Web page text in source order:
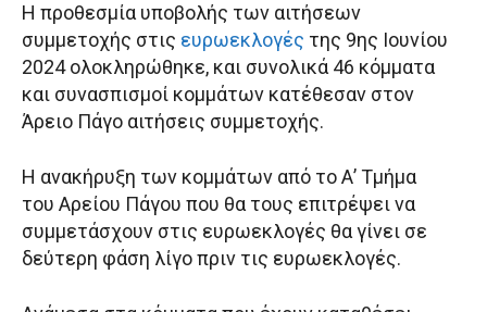
Η προθεσμία υποβολής των αιτήσεων
συμμετοχής στις ευρωεκλογές της 9ης Ιουνίου
2024 ολοκληρώθηκε, και συνολικά 46 κόμματα
και συνασπισμοί κομμάτων κατέθεσαν στον
Άρειο Πάγο αιτήσεις συμμετοχής.
Η ανακήρυξη των κομμάτων από το Α’ Τμήμα
του Αρείου Πάγου που θα τους επιτρέψει να
συμμετάσχουν στις ευρωεκλογές θα γίνει σε
δεύτερη φάση λίγο πριν τις ευρωεκλογές.